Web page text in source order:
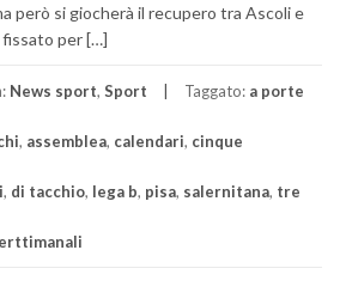
però si giocherà il recupero tra Ascoli e
per […]
News sport, Sport Taggato: a porte
, assemblea, calendari, cinque
, di tacchio, lega b, pisa, salernitana, tre